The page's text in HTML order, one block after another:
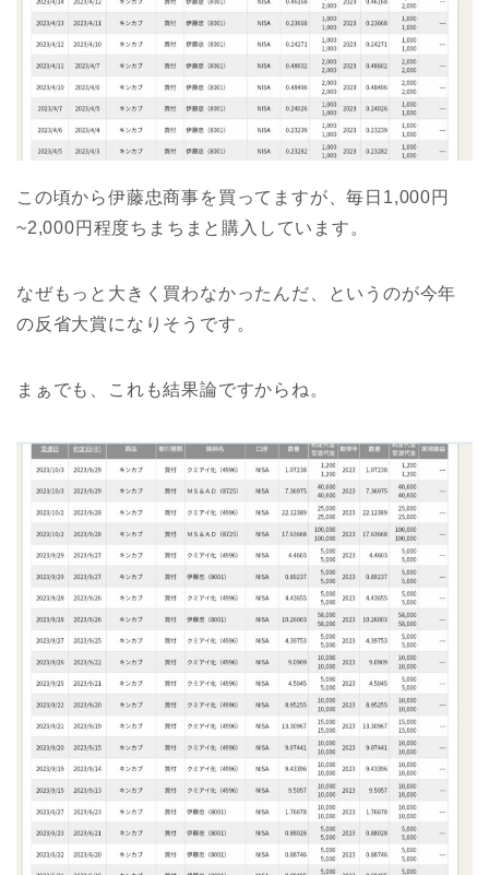
この頃から伊藤忠商事を買ってますが、毎日1,000円
~2,000円程度ちまちまと購入しています。
なぜもっと大きく買わなかったんだ、というのが今年
の反省大賞になりそうです。
まぁでも、これも結果論ですからね。